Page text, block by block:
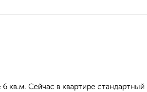
кв.м. Сейчас в квартире